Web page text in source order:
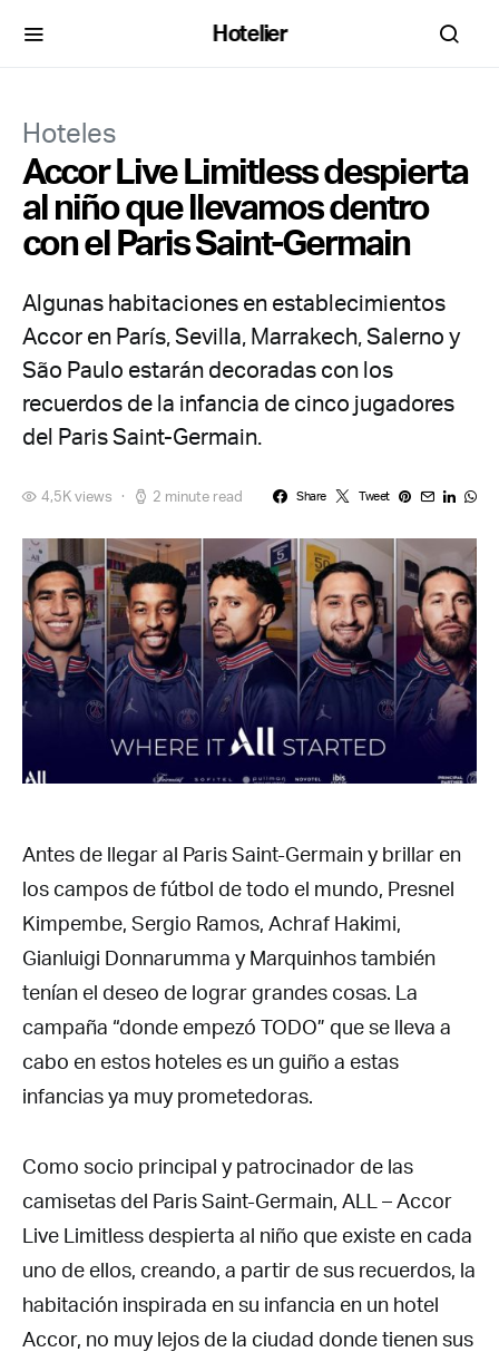
Hotelier
Hoteles
Accor Live Limitless despierta
al niño que llevamos dentro
con el Paris Saint-Germain
Algunas habitaciones en establecimientos
Accor en París, Sevilla, Marrakech, Salerno y
São Paulo estarán decoradas con los
recuerdos de la infancia de cinco jugadores
del Paris Saint-Germain.
4,5K views 2 minute read Share Tweet
Antes de llegar al Paris Saint-Germain y brillar en
los campos de fútbol de todo el mundo, Presnel
Kimpembe, Sergio Ramos, Achraf Hakimi,
Gianluigi Donnarumma y Marquinhos también
tenían el deseo de lograr grandes cosas. La
campaña “donde empezó TODO” que se lleva a
cabo en estos hoteles es un guiño a estas
infancias ya muy prometedoras.
Como socio principal y patrocinador de las
camisetas del Paris Saint-Germain, ALL – Accor
Live Limitless despierta al niño que existe en cada
uno de ellos, creando, a partir de sus recuerdos, la
habitación inspirada en su infancia en un hotel
Accor, no muy lejos de la ciudad donde tienen sus